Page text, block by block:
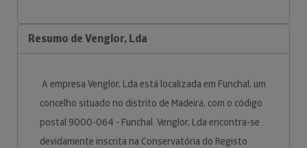
Resumo de Venglor, Lda
A empresa Venglor, Lda está localizada em Funchal, um
concelho situado no distrito de Madeira, com o código
postal 9000-064 - Funchal. Venglor, Lda encontra-se
devidamente inscrita na Conservatória do Registo